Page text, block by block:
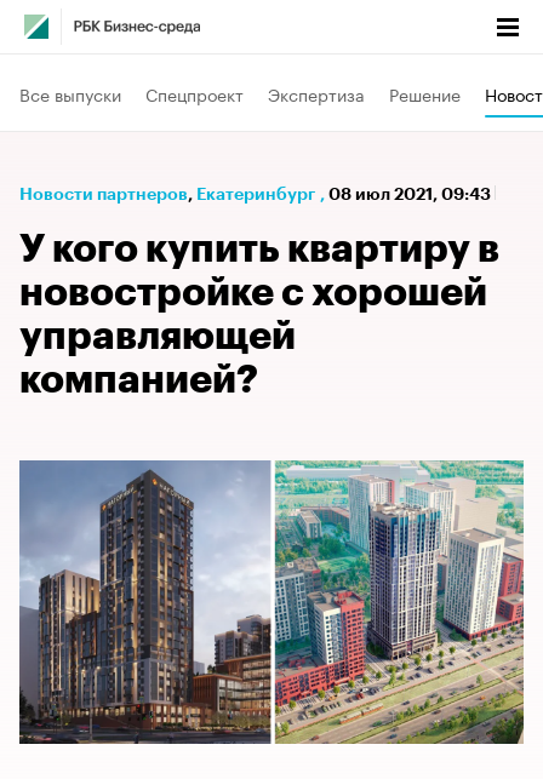
Все выпуски Спецпроект Экспертиза Решение
Новости партнеров⁠, Екатеринбург , 08 июл 2021, 09:43
У кого купить квартиру в
новостройке с хорошей
управляющей
компанией?